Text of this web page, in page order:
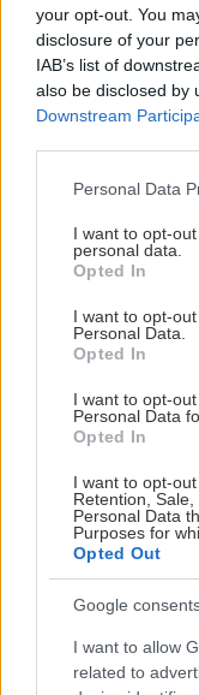
your opt-out. You
disclosure of your
IAB’s list of
also be disclosed by
Downstream
Please note that
not limited to your
grant or deny
use your data for
consent section.
Personal Data
I want to opt-
personal data.
Opted In
I want to opt-
Personal Data.
Opted In
I want to opt-
Personal Data
Opted In
I want to opt-
Retention,
Personal Data
Purposes for
Opted Out
Google
I want to allow
related to